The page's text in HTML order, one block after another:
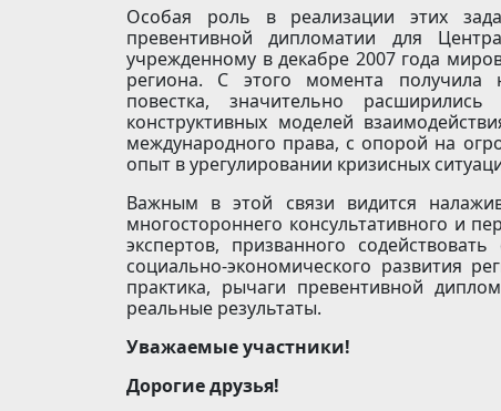
Особая роль в реализации этих
превентивной дипломатии для
учрежденному в декабре 2007 года
региона. С этого момента получила
повестка, значительно
конструктивных моделей
международного права, с опорой на
опыт в урегулировании кризисных
Важным в этой связи видится
многостороннего консультативного и
экспертов, призванного
социально-экономического развития
практика, рычаги превентивной
реальные результаты.
Уважаемые участники!
Дорогие друзья!